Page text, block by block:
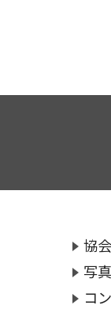
協
写
コ